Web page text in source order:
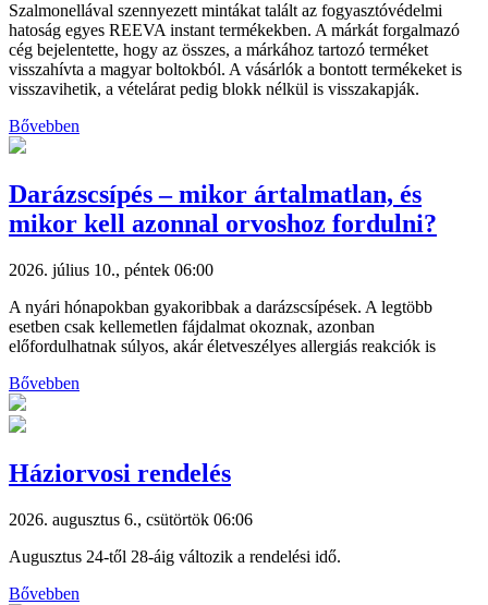
Szalmonellával szennyezett mintákat talált az fogyasztóvédelmi
hatoság egyes REEVA instant termékekben. A márkát forgalmazó
cég bejelentette, hogy az összes, a márkához tartozó terméket
visszahívta a magyar boltokból. A vásárlók a bontott termékeket is
visszavihetik, a vételárat pedig blokk nélkül is visszakapják.
Bővebben
Darázscsípés – mikor ártalmatlan, és
mikor kell azonnal orvoshoz fordulni?
2026. július 10., péntek 06:00
A nyári hónapokban gyakoribbak a darázscsípések. A legtöbb
esetben csak kellemetlen fájdalmat okoznak, azonban
előfordulhatnak súlyos, akár életveszélyes allergiás reakciók is
Bővebben
Háziorvosi rendelés
2026. augusztus 6., csütörtök 06:06
Augusztus 24-től 28-áig változik a rendelési idő.
Bővebben